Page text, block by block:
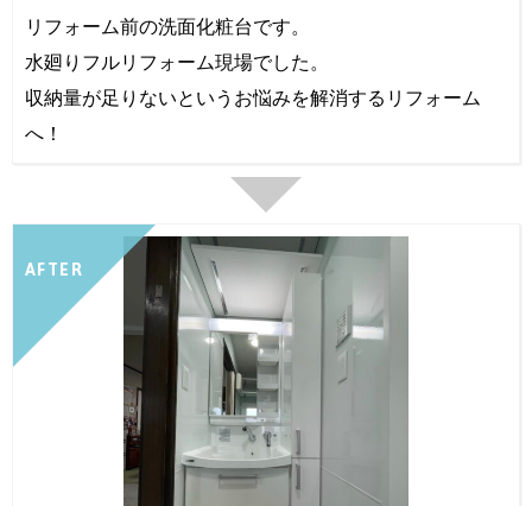
リフォーム前の洗面化粧台です。
水廻りフルリフォーム現場でした。
収納量が足りないというお悩みを解消するリフォーム
へ！
AFTER